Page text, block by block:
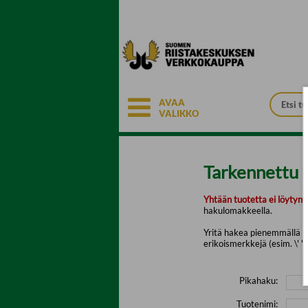
AVAA
VALIKKO
Tarkennettu
Yhtään tuotetta ei löytynyt.
hakulomakkeella.
Yritä hakea pienemmällä
erikoismerkkejä (esim. \' "
Pikahaku:
Tuotenimi: